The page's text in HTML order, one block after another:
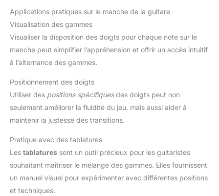
Applications pratiques sur le manche de la guitare
Visualisation des gammes
Visualiser la disposition des doigts pour chaque note sur le
manche peut simplifier l’appréhension et offrir un accès intuitif
à l’alternance des gammes.
Positionnement des doigts
Utiliser des positions spécifiquesdes doigts peut non
seulement améliorer la fluidité du jeu, mais aussi aider à
maintenir la justesse des transitions.
Pratique avec des tablatures
Les tablatures sont un outil précieux pour les guitaristes
souhaitant maîtriser le mélange des gammes. Elles fournissent
un manuel visuel pour expérimenter avec différentes positions
et techniques.